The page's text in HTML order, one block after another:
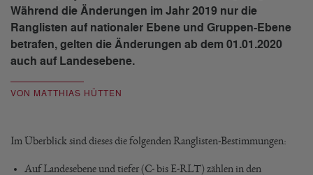
Während die Änderungen im Jahr 2019 nur die
Ranglisten auf nationaler Ebene und Gruppen-Ebene
betrafen, gelten die Änderungen ab dem 01.01.2020
auch auf Landesebene.
VON MATTHIAS HÜTTEN
Im Überblick sind dieses die folgenden Ranglisten-Bestimmungen:
Auf Landesebene und tiefer (C- bis E-RLT) zählen in den